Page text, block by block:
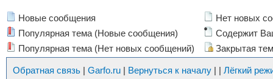
Новые сообщения
Популярная тема (Новые сообщения)
Популярная тема (Нет новых сообщений)
Нет новых
Содержит
Закрытая
Обратная связь | Garfo.ru | Вернуться к началу | | Лёгкий